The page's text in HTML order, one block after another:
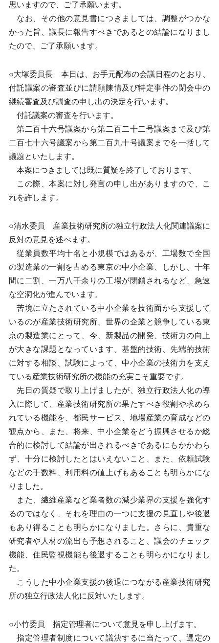
思いますので、ご了承願います。
なお、その他の意見書につきましては、調整がつかな
かった旨、議長に報告すべきであるとの結論になりまし
たので、ご了承願います。
○大塚委員長 本日は、お手元配布の会議日程のとおり、
付託議案の審査並びに請願陳情及び特定事件の閉会中の
継続審査及び調査の申し出の決定を行います。
付託議案の審査を行います。
第二百十六号議案から第二百二十二号議案まで及び第
二百七十六号議案から第二百九十号議案までを一括して
議題といたします。
本案につきましては既に質疑を終了しております。
この際、本案に対し発言の申し出がありますので、こ
れを許します。
○清水委員 産業技術研究所の独立行政法人化関連議案に
反対の意見を述べます。
従業員数平均十名と小規模ではあるが、工場数で全国
の製造業の一割を占める東京の中小企業、しかし、十年
間に二割、一万八千余りの工場が閉鎖されるなど、急速
な空洞化が進んでいます。
苦境に立たされている中小企業を技術面から支援して
いるのが産業技術研究所、世界の企業と競争している東
京の製造業にとって、今、新製品の開発、技術力の向上
が大きな課題となっています。基盤的技術、先端的技術
に対する相談、試験によって、中小企業の技術力を支え
ている産業技術研究所の機能の充実こそ重要です。
先日の質疑で取り上げましたが、独立行政法人化の導
入に際して、産業技術研究所の果たすべき役割や求めら
れている機能を、都民サービス、地場産業の育成などの
観点から、また、将来、中小企業をどう振興させるか総
合的に検討して結論が出されるべきであるにもかかわら
ず、十分に検討したとはいえないこと、また、依頼試験
などの手数料、利用料の値上げもあることも明らかにな
りました。
また、繊維産業など業者数の減少業界の支援を強化す
るのではなく、それを理由の一つに支援の見直しや後退
もあり得ることも明らかになりました。さらに、貴重な
研究者や人材の流出も予想されること、議会のチェック
機能、住民監視機能も後退することも明らかになりまし
た。
こうした中小企業支援の後退につながる産業技術研究
所の独立行政法人化に反対いたします。
○小竹委員 指定管理者について意見を申し上げます。
指定管理者制度について議決するに当たって、選定の